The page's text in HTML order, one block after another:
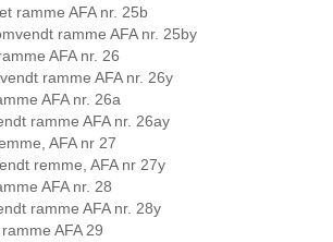
ramme AFA nr. 25b
ramme AFA nr. 25by
AFA nr. 26
ramme AFA nr. 26y
AFA nr. 26a
ramme AFA nr. 26ay
AFA nr 27
remme, AFA nr 27y
AFA nr. 28
ramme AFA nr. 28y
AFA 29